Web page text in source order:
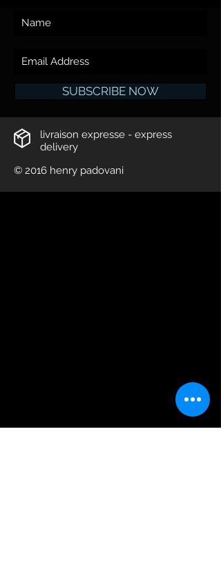
SUBSCRIBE NOW
livraison expresse - express
delivery
© 2016 henry padovani